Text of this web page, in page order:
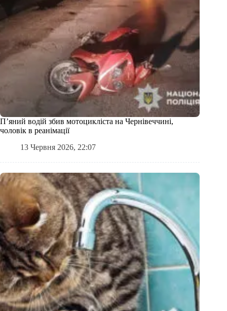
П’яний водій збив мотоцикліста на Чернівеччині,
чоловік в реанімації
13 Червня 2026, 22:07